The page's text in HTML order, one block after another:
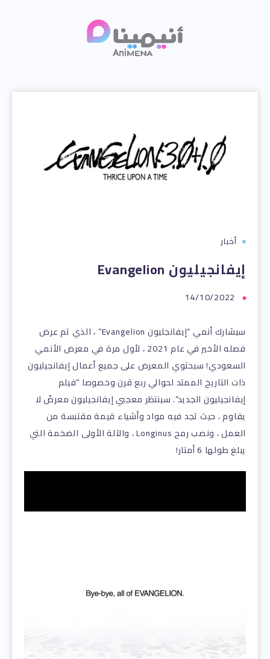
أخبار
إيفانجيليون Evangelion
14/10/2022
سيشارك أنمي “إيفانجليون Evangelion” ، الذي تم عرض
فصله الأخير في عام 2021 ، لأول مرة في معرض الأنمي
السعودي! سيحتوي المعرض على جميع أعمال إيفانجيليون
ذات التاريخ الممتد لحوالي ربع قرن وخصوصا “فيلم
إيفانجيليون الجديد”. سينتظر معجبي إيفانجيليون معرضٌ لا
يقاوم ، حيث تجد فيه مواد وأشياء قيمة مقتبسة من
العمل ، ونصب رمح Longinus ، والآلة الأولى الضخمة التي
يبلغ طولها 6 أمتار!